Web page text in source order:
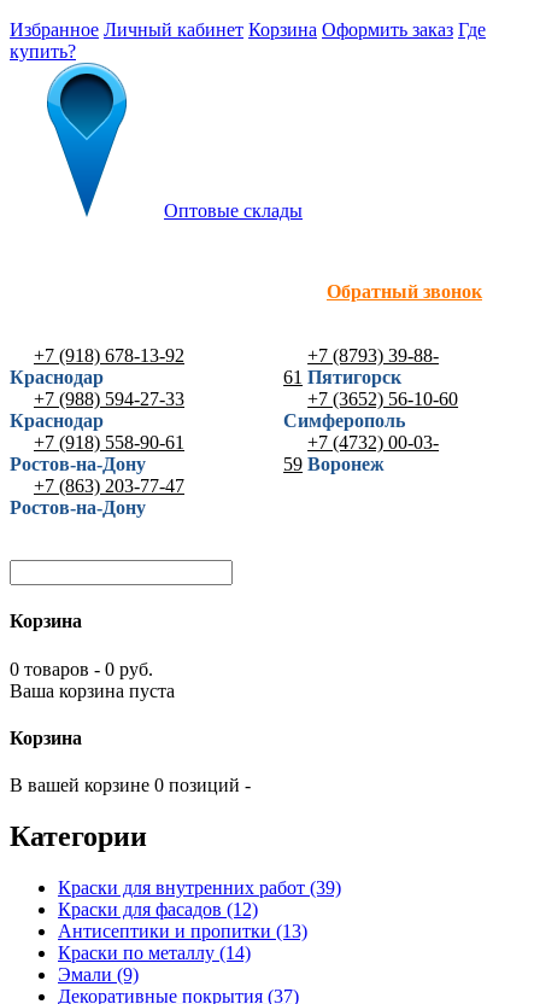
Избранное Личный кабинет Корзина Оформить заказ Где
купить?
Оптовые склады
Обратный звонок
+7 (918) 678-13-92
Краснодар
+7 (988) 594-27-33
Краснодар
+7 (918) 558-90-61
Ростов-на-Дону
+7 (863) 203-77-47
Ростов-на-Дону
+7 (8793) 39-88-
61 Пятигорск
+7 (3652) 56-10-60
Симферополь
+7 (4732) 00-03-
59 Воронеж
Корзина
0 товаров - 0 руб.
Ваша корзина пуста
Корзина
В вашей корзине 0 позиций -
Категории
Краски для внутренних работ (39)
Краски для фасадов (12)
Антисептики и пропитки (13)
Краски по металлу (14)
Эмали (9)
Декоративные покрытия (37)